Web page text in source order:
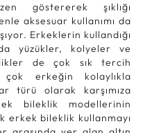
göstererek şıklığı
aksesuar kullanımı da
Erkeklerin kullandığı
yüzükler, kolyeler ve
de çok sık tercih
erkeğin kolaylıkla
türü olarak karşımıza
bileklik modellerinin
erkek bileklik kullanmayı